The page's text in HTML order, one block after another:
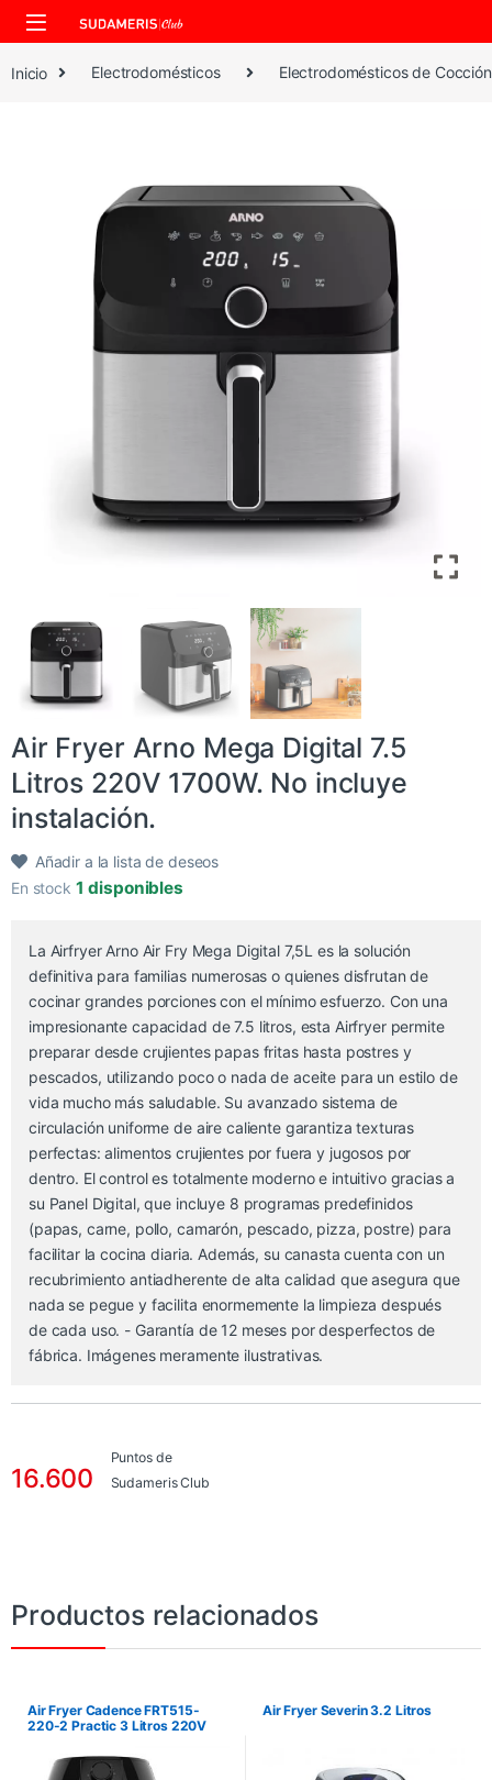
Skip to navigation
Skip to content
Inicio Electrodomésticos Electrodomésticos de Cocción
Air Fryer Arno Mega Digital 7.5
Litros 220V 1700W. No incluye
instalación.
Añadir a la lista de deseos
En stock 1 disponibles
La Airfryer Arno Air Fry Mega Digital 7,5L es la solución
definitiva para familias numerosas o quienes disfrutan de
cocinar grandes porciones con el mínimo esfuerzo. Con una
impresionante capacidad de 7.5 litros, esta Airfryer permite
preparar desde crujientes papas fritas hasta postres y
pescados, utilizando poco o nada de aceite para un estilo de
vida mucho más saludable. Su avanzado sistema de
circulación uniforme de aire caliente garantiza texturas
perfectas: alimentos crujientes por fuera y jugosos por
dentro. El control es totalmente moderno e intuitivo gracias a
su Panel Digital, que incluye 8 programas predefinidos
(papas, carne, pollo, camarón, pescado, pizza, postre) para
facilitar la cocina diaria. Además, su canasta cuenta con un
recubrimiento antiadherente de alta calidad que asegura que
nada se pegue y facilita enormemente la limpieza después
de cada uso. - Garantía de 12 meses por desperfectos de
fábrica. Imágenes meramente ilustrativas.
16.600
Puntos de
Sudameris Club
Productos relacionados
Air Fryer Cadence FRT515-
220-2 Practic 3 Litros 220V
instalación.
Air Fryer Severin 3.2 Litros